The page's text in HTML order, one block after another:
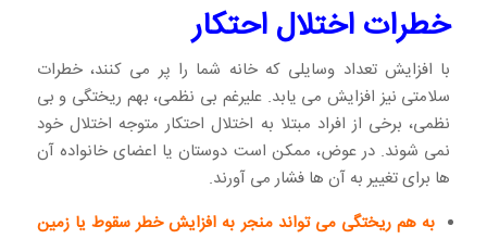
خطرات اختلال احتکار
با افزایش تعداد وسایلی که خانه شما را پر می کنند، خطرات
سلامتی نیز افزایش می یابد. علیرغم بی نظمی، بهم ریختگی و بی
نظمی، برخی از افراد مبتلا به اختلال احتکار متوجه اختلال خود
نمی شوند. در عوض، ممکن است دوستان یا اعضای خانواده آن
ها برای تغییر به آن ها فشار می آورند.
به هم ریختگی می تواند منجر به افزایش خطر سقوط یا زمین